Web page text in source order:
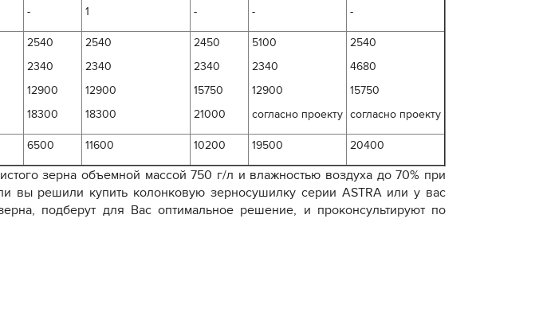
-
1
-
-
-
2540
2340
12900
18300
2540
2340
12900
18300
2450
2340
15750
21000
5100
2340
12900
согласно проекту
2540
4680
15750
согласно проекту
6500 11600 10200 19500 20400
зерна объемной массой 750 г/л и влажностью воздуха до 70% при
вы решили купить колонковую зерносушилку серии ASTRA или у вас
подберут для Вас оптимальное решение, и проконсультируют по